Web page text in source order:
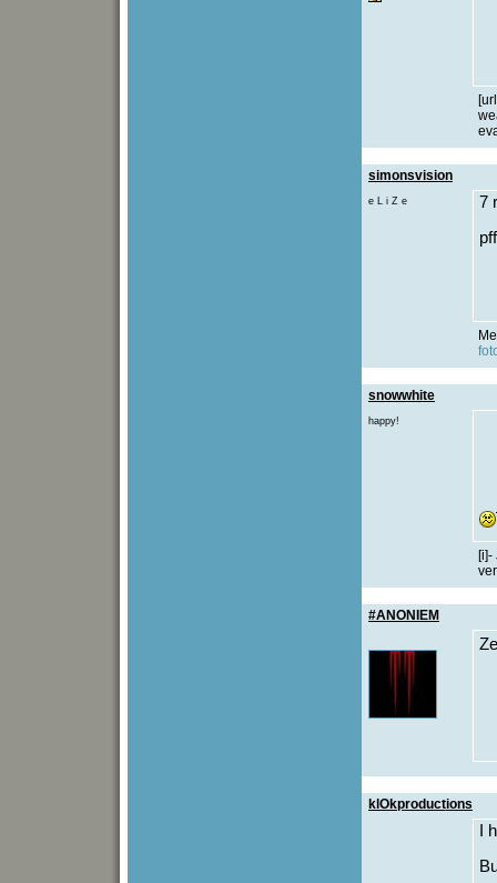
simonsvision
e L i Z e
7
snowwhite
happy!
#ANONIEM
klOkproductions
I